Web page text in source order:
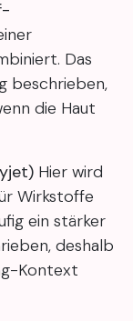
Das
beschrieben,
die Haut
Hier wird
Wirkstoffe
ein stärker
deshalb
Kontext